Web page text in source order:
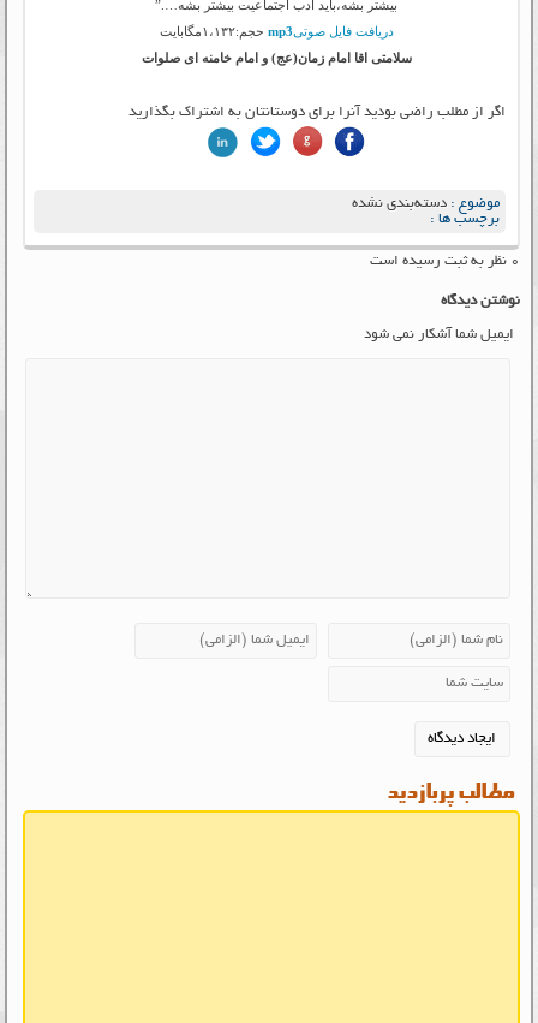
بیشتر بشه،باید ادب اجتماعیت بیشتر بشه….”
دریافت فایل صوتیmp3 حجم:۱،۱۳۲مگابایت
سلامتی اقا امام زمان(عج) و امام خامنه ای صلوات
اگر از مطلب راضی بودید آنرا برای دوستانتان به اشتراک بگذارید
موضوع :دسته‌بندی نشده
برچسب ها :
۰ نظر به ثبت رسیده است
نوشتن دیدگاه
ایمیل شما آشکار نمی شود
مطالب پربازدید